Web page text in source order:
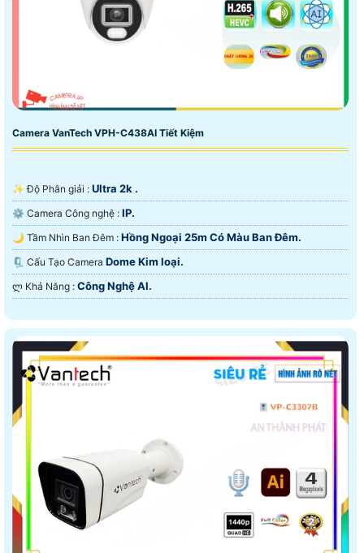
Camera VanTech VPH-C438AI Tiết Kiệm
✨ Độ Phân giải : Ultra 2k .
⚙ Camera Công nghệ : IP.
🌙 Tầm Nhìn Ban Đêm : Hồng Ngoại 25m Có Màu Ban Ðêm.
🗜️ Cấu Tạo Camera Dome Kim loại.
️ლ Khả Năng : Công Nghệ AI.